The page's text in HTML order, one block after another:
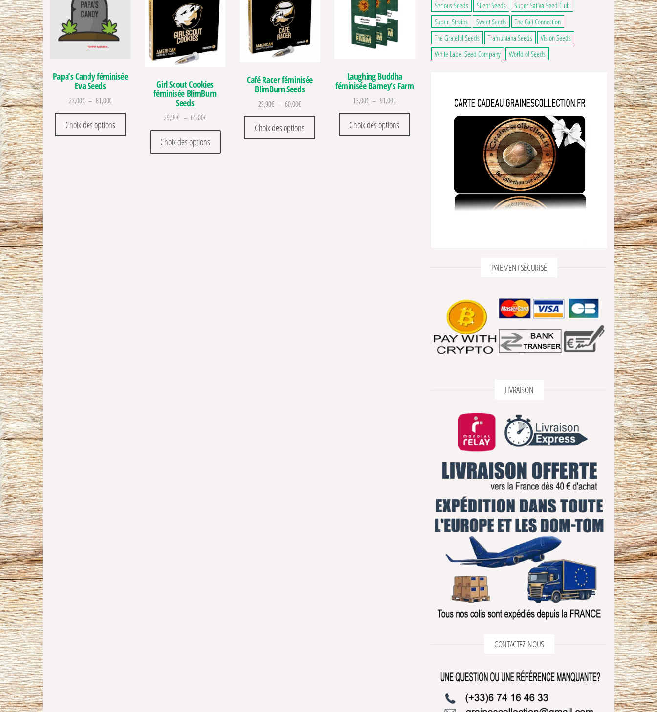
Papa’s Candy féminisée
Eva Seeds
27,00€ – 81,00€Plage de prix : 27,00€ à 81,00€
Choix des options
Ce produit a plusieurs variations. Les options peuvent être choisies sur la page du produit
Girl Scout Cookies
féminisée BlimBurn
Seeds
29,90€ – 65,00€Plage de prix : 29,90€ à 65,00€
Choix des options
Ce produit a plusieurs variations. Les options peuvent être choisies sur la page du produit
Café Racer féminisée
BlimBurn Seeds
29,90€ – 60,00€Plage de prix : 29,90€ à 60,00€
Choix des options
Ce produit a plusieurs variations. Les options peuvent être choisies sur la page du produit
Laughing Buddha
féminisée Barney’s Farm
13,00€ – 91,00€Plage de prix : 13,00€ à 91,00€
Choix des options
Ce produit a plusieurs variations. Les options peuvent être choisies sur la page du
Serious Seeds
Silent Seeds
Super Sativa Seed Club
Super_Strains
Sweet Seeds
The Cali Connection
The Grateful Seeds
Tramuntana Seeds
Vision Seeds
White Label Seed Company
World of Seeds
PAIEMENT SÉCURISÉ
LIVRAISON
CONTACTEZ-NOUS